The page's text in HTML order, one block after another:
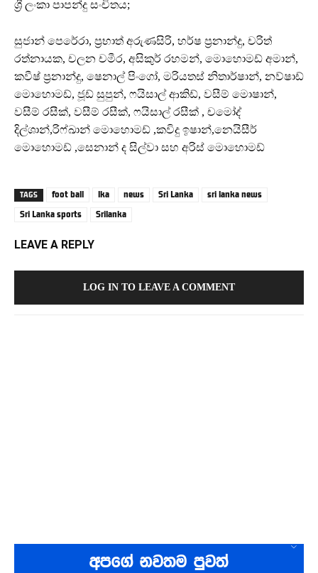
ශ්‍රී ලංකා පාපන්දු සංචිතය;
සුජාන් පෙරේරා, ප්‍රභාත් අරුණසිරි, හර්ෂ ප්‍රනාන්දු, චරිත්
රත්නායක, චලන චමීර, අසිකුර් රහමන්, මොහොමඩ් අමාන්,
කවීෂ් ප්‍රනාන්දු, ෂෙනාල් පිංගෝ, මරියතස් නිතාර්ෂාන්, නව්ෂාඩ්
මොහොමඩ්, ජූඩ් සුපුන්, ෆයිසාල් ආකිඩ්, වසීම් මොෂාන්,
වසීම් රසීක්, වසීම් රසීක්, ෆයිසාල් රසීක් , චමෝද්
දිල්ශාන්,රිෆ්ඛාන් මොහොමඩ් ,කවිදු ඉෂාන්,නෙයිසීර්
මොහොමඩ් ,සෙනාන් ද සිල්වා සහ අරිස් මොහොමඩ්
TAGS foot ball lka news Sri Lanka
sri lanka news
Sri Lanka sports
Srilanka
LEAVE A REPLY
LOG IN TO LEAVE A COMMENT
අපගේ නවතම පුවත්